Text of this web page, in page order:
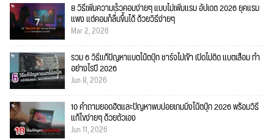
8 วิธีเพิ่มความเร็วคอมง่ายๆ แบบไม่เพิ่มแรม อัปเดต 2026 ยุคแรม
แพง แต่คอมก็ลื่นขึ้นได้ ด้วยวิธีง่ายๆ
Mar 2, 2026
รวม 6 วิธีแก้ปัญหาแบตโน้ตบุ๊ก ชาร์จไม่เข้า เปิดไม่ติด แบตเสื่อม ทำ
อย่างไรปี 2026
Jun 8, 2026
10 คำถามยอดฮิตและปัญหาพบบ่อยเกมมิ่งโน้ตบุ๊ก 2026 พร้อมวิธี
แก้ไขง่ายๆ ด้วยตัวเอง
Jun 11, 2026